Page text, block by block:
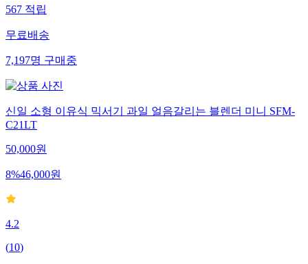
567적립
무료배송
7,197명구매중
신일 소형 이유식 믹서기 과일 얼음갈리는 블렌더 미니 SFM-
C21LT
50,000원
8%46,000원
4.2
(10)